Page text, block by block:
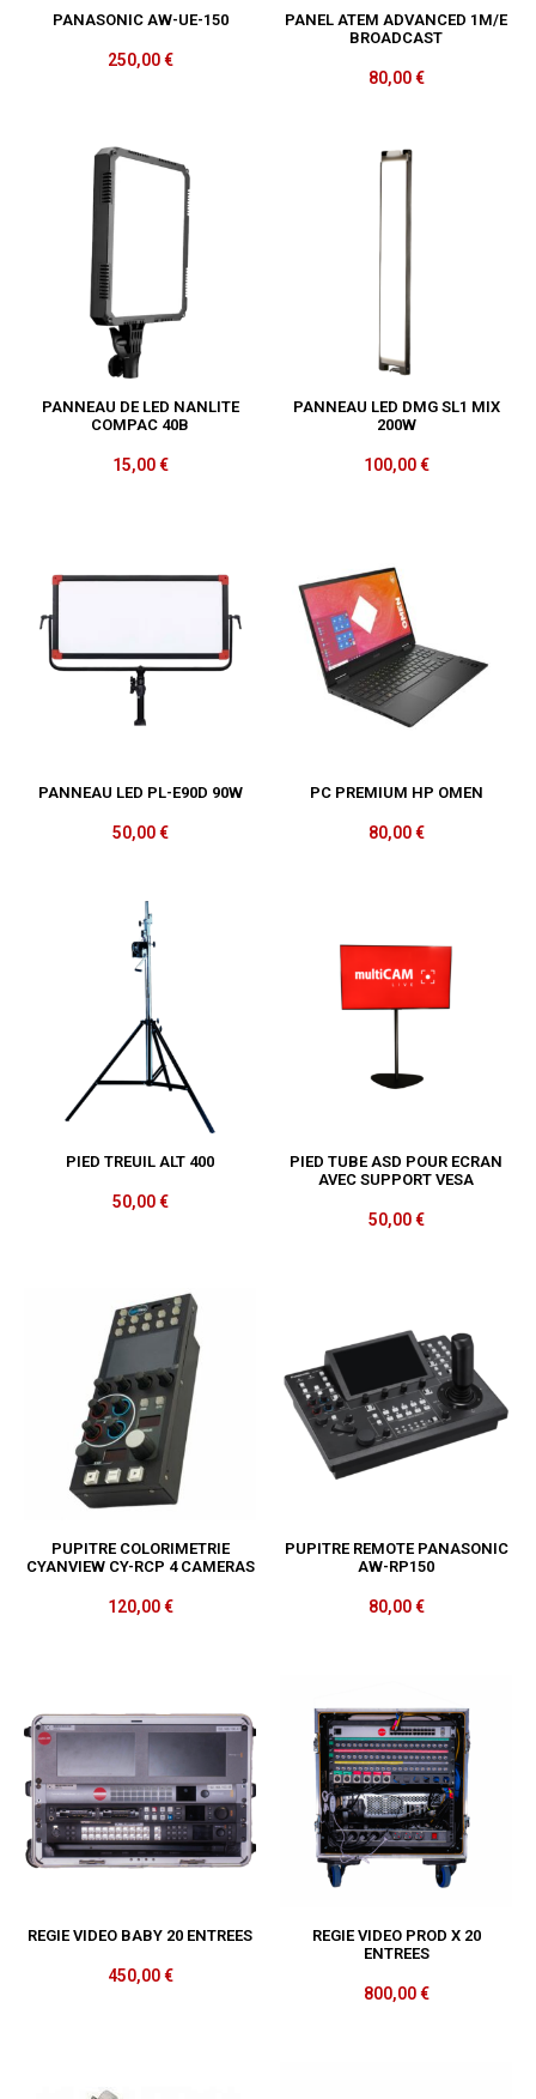
PANASONIC AW-UE-150
250,00€
PANEL ATEM ADVANCED 1M/E
BROADCAST
80,00€
PANNEAU DE LED NANLITE
COMPAC 40B
15,00€
PANNEAU LED DMG SL1 MIX
200W
100,00€
PANNEAU LED PL-E90D 90W
50,00€
PC PREMIUM HP OMEN
80,00€
PIED TREUIL ALT 400
50,00€
PIED TUBE ASD POUR ECRAN
AVEC SUPPORT VESA
50,00€
PUPITRE COLORIMETRIE
CYANVIEW CY-RCP 4 CAMERAS
120,00€
PUPITRE REMOTE PANASONIC
AW-RP150
80,00€
REGIE VIDEO BABY 20 ENTREES
450,00€
REGIE VIDEO PROD X 20
ENTREES
800,00€